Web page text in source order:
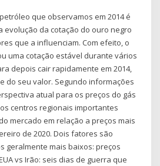
que observamos em 2014 é
evolução da cotação do ouro negro
que a influenciam. Com efeito, o
uma cotação estável durante vários
depois cair rapidamente em 2014,
do seu valor. Segundo informações
atual para os preços do gás
centros regionais importantes
mercado em relação a preços mais
de 2020. Dois fatores são
geralmente mais baixos: preços
vs Irão: seis dias de guerra que